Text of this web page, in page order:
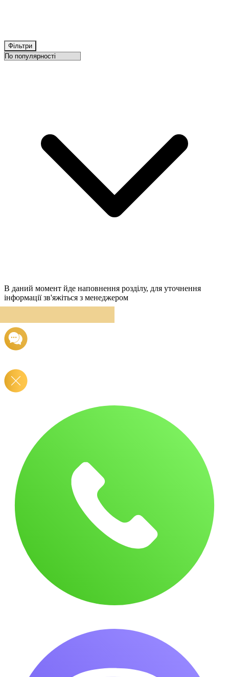
Фільтри
В даний момент йде наповнення розділу, для уточнення
інформації зв'яжіться з менеджером